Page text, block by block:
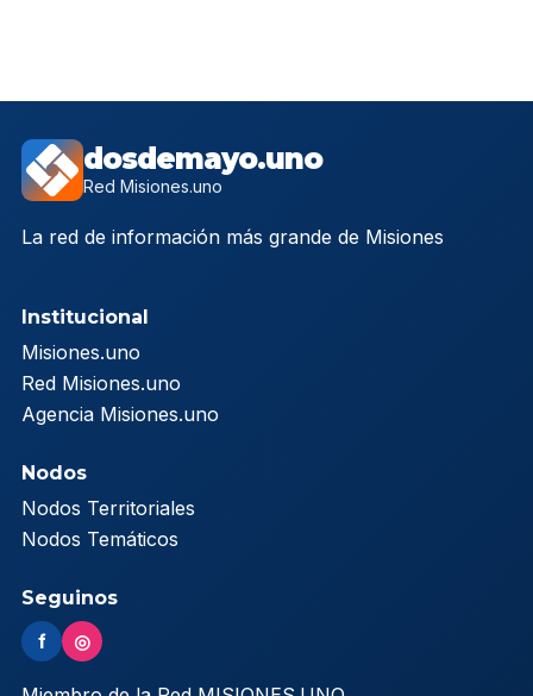
dosdemayo.uno
Red Misiones.uno
La red de información más grande de Misiones
Institucional
Misiones.uno
Red Misiones.uno
Agencia Misiones.uno
Nodos
Nodos Territoriales
Nodos Temáticos
Seguinos
f ◎